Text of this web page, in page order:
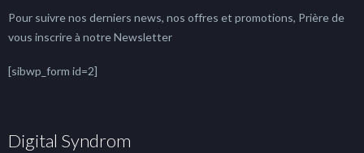
Pour suivre nos derniers news, nos offres et promotions, Prière de
vous inscrire à notre Newsletter
[sibwp_form id=2]
Digital Syndrom